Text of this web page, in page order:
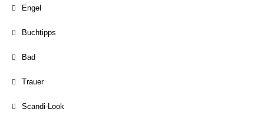
Engel
Buchtipps
Bad
Trauer
Scandi-Look